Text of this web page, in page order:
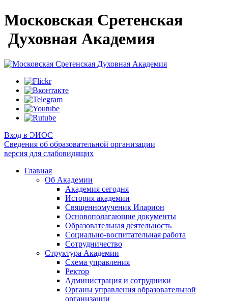
Московская Сретенская
Духовная Академия
Вход в ЭИОС
Сведения об образовательной организации
версия для слабовидящих
Главная
Об Академии
Академия сегодня
История академии
Священномученик Иларион
Основополагающие документы
Образовательная деятельность
Социально-воспитательная работа
Сотрудничество
Структура Академии
Схема управления
Ректор
Администрация и сотрудники
Органы управления образовательной
организации